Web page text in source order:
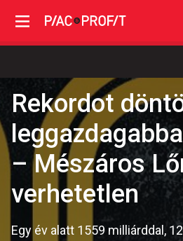
Rekordot
– Mészáros
verhetetlen
Egy év alatt 1559 milliárddal,